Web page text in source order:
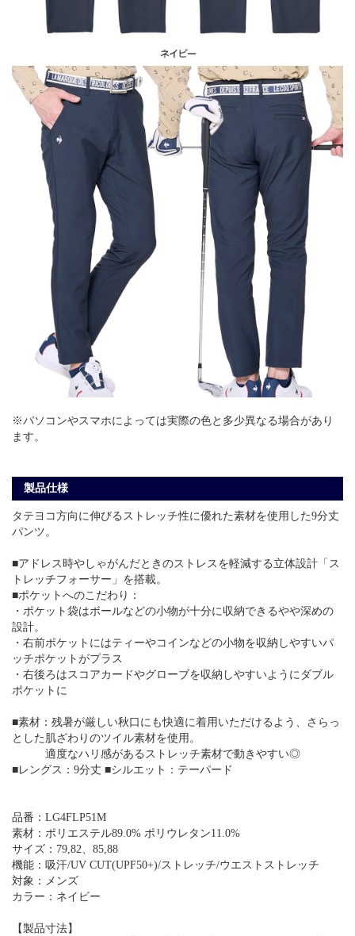
※パソコンやスマホによっては実際の色と多少異なる場合があり
ます。
製品仕様
タテヨコ方向に伸びるストレッチ性に優れた素材を使用した9分丈
パンツ。
■アドレス時やしゃがんだときのストレスを軽減する立体設計「ス
トレッチフォーサー」を搭載。
■ポケットへのこだわり：
・ポケット袋はボールなどの小物が十分に収納できるやや深めの
設計。
・右前ポケットにはティーやコインなどの小物を収納しやすいパ
ッチポケットがプラス
・右後ろはスコアカードやグローブを収納しやすいようにダブル
ポケットに
■素材：残暑が厳しい秋口にも快適に着用いただけるよう、さらっ
とした肌ざわりのツイル素材を使用。
適度なハリ感があるストレッチ素材で動きやすい◎
■レングス：9分丈 ■シルエット：テーパード
品番：LG4FLP51M
素材：ポリエステル89.0% ポリウレタン11.0%
サイズ：79,82、85,88
機能：吸汗/UV CUT(UPF50+)/ストレッチ/ウエストストレッチ
対象：メンズ
カラー：ネイビー
【製品寸法】